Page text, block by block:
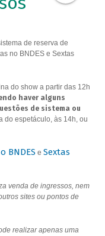
de reserva de
no BNDES e Sextas
do show a partir das 12h
haver alguns
de sistema ou
do espetáculo, às 14h, ou
BNDES e Sextas
venda de ingressos, nem
sites ou pontos de
realizar apenas uma